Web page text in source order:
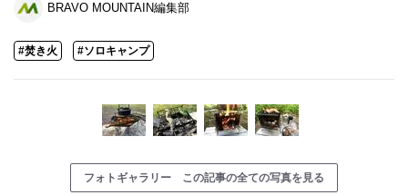
BRAVO MOUNTAIN編集部
#焚き火 #ソロキャンプ
フォトギャラリー この記事の全ての写真を見る